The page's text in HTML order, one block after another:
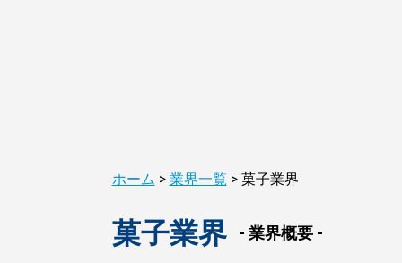
ホーム > 業界一覧 > 菓子業界
菓子業界 - 業界概要 -